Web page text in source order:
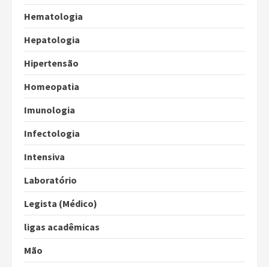
Hematologia
Hepatologia
Hipertensão
Homeopatia
Imunologia
Infectologia
Intensiva
Laboratório
Legista (Médico)
ligas acadêmicas
Mão